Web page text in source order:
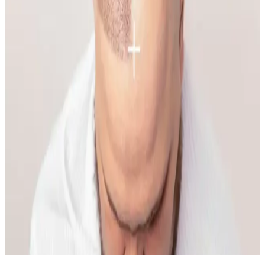
Yüzde belirli bir alandaki sivilce ve hiperpigmentasyonun nedenleri
temas dermatiti, bakteriyel enfeksiyon ve çevresel faktörler olabilir.
Doğru bakım ve dermatolojik destekle sorun yönetilebilir.
Makyaja Yeniden Başlamak İçin Temel Ürünler ve
Makyaja dönüşte cilt hazırlığı, doğru ürün seçimi ve göz yapısına
renk ve uyumu sağlar, günlük hayata kolaylıkla adapte olur.
İlkbahar ve Yaz Düğünleri İçin Doğal ve Şık
Makyaj Teknikleri ve Ürün Önerileri
İlkbahar ve yaz düğünlerinde doğal ve uyumlu makyaj için cilt tonu
uyumu, doğru ürün seçimi ve özel günlere uygun teknikler
önemlidir. Nemlendirme ve kirpik bakımı görünümü tamamlar.
Kaş Bölgesindeki Sivilceyi Gizlemek ve İyileştirmek
İçin Etkili Yöntemler